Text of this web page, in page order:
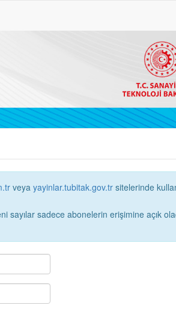
veya yayinlar.tubitak.gov.tr
abonelerin erişimine açık olacaktır. Abonelik